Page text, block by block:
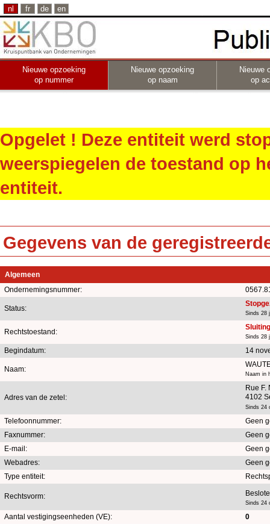
nl fr de en
Nieuwe opzoeking
op nummer
Nieuwe opzoeking
op naam
Nieuwe
op
Opgelet ! Deze entiteit werd
weerspiegelen de toestand op
entiteit.
Gegevens van de
Algemeen
Ondernemingsnummer:
Status:
Sinds 28
Rechtstoestand:
Sinds 28
Begindatum: 14
Naam:
Naam in
Adres van de zetel:
Rue F.
4102
Sinds 24
Telefoonnummer:
Geen
Faxnummer:
Geen
E-mail:
Geen
Webadres:
Geen
Type entiteit:
Rechtsvorm:
Sinds 24
Aantal vestigingseenheden (VE): 0